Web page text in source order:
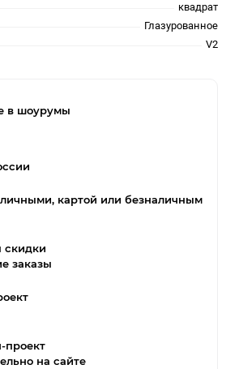
квадрат
Глазурованное
V2
в шоурумы
картой или безналичным
заказы
проект
на сайте